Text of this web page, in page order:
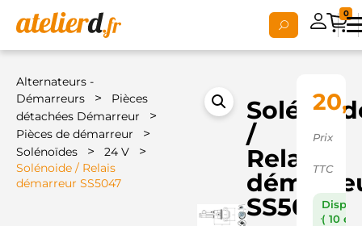
0
Alternateurs -
Démarreurs
>
Pièces
détachées Démarreur
>
Pièces de démarreur >
Solénoïdes > 24 V >
Solénoide / Relais
démarreur SS5047
/
Relais
SS5047
Prix
TTC
( 10 en